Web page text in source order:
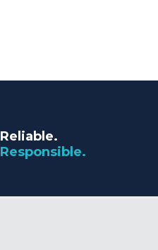
Reliable.
Responsible.